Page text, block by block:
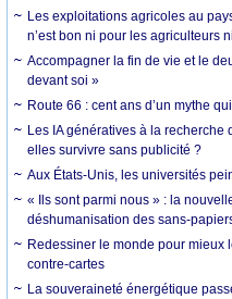
Les exploitations agricoles au
n’est bon ni pour les agriculteurs
Accompagner la fin de vie et le
devant soi »
Route 66 : cent ans d’un mythe
Les IA génératives à la recherche
elles survivre sans publicité ?
Aux États-Unis, les universités
« Ils sont parmi nous » : la
déshumanisation des sans-
Redessiner le monde pour mieux
contre-cartes
La souveraineté énergétique